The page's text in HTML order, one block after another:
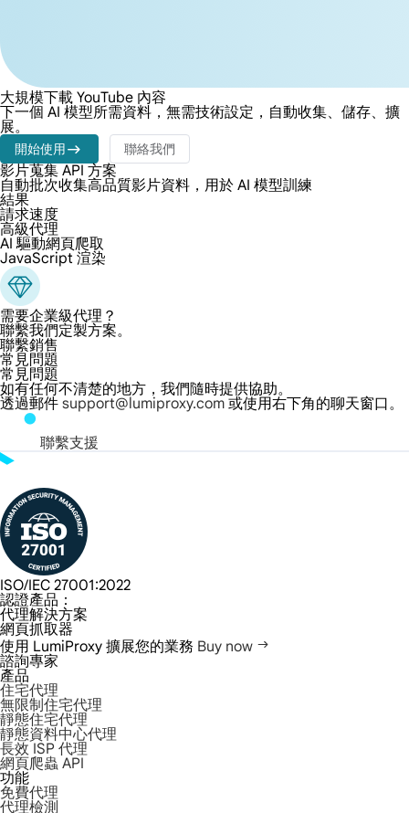
大規模下載 YouTube 內容
下一個 AI 模型所需資料，無需技術設定，自動收集、儲存、擴
展。
開始使用 聯絡我們
影片蒐集 API 方案
自動批次收集高品質影片資料，用於 AI 模型訓練
結果
請求速度
高級代理
AI 驅動網頁爬取
JavaScript 渲染
需要企業級代理？
聯繫我們定製方案。
聯繫銷售
常見問題
常見問題
如有任何不清楚的地方，我們隨時提供協助。
透過郵件 support@lumiproxy.com 或使用右下角的聊天窗口。
聯繫支援
ISO/IEC 27001:2022
認證產品：
代理解決方案
網頁抓取器
使用 LumiProxy 擴展您的業務 Buy now
諮詢專家
產品
住宅代理
無限制住宅代理
靜態住宅代理
靜態資料中心代理
長效 ISP 代理
網頁爬蟲 API
功能
免費代理
代理檢測